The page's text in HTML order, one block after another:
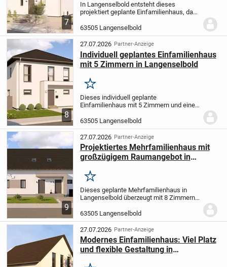
7
In Langenselbold entsteht dieses
projektiert geplante Einfamilienhaus, das
Zimmern ein komfortables Zuhause
bietet - perfekt zugeschnitten auf Ihre
Anforderungen....
63505 Langenselbold
8
27.07.2026 Partner-Anzeige
Individuell geplantes Einfamilienhaus
mit 5 Zimmern in Langenselbold
Merken
Dieses individuell geplante
Einfamilienhaus mit 5 Zimmern und einer
Ihren persönlichen Wünschen realisiert.
Auf einem großzügigen Grundstück von
542 m² in einem...
63505 Langenselbold
9
27.07.2026 Partner-Anzeige
Projektiertes Mehrfamilienhaus mit
großzügigem Raumangebot in
Merken
Dieses geplante Mehrfamilienhaus in
Langenselbold überzeugt mit 8 Zimmern
Wohnfläche von 239,85 m² - ideal, um Ihre
persönlichen Wohnideen zu verwirklichen.
Das...
63505 Langenselbold
27.07.2026 Partner-Anzeige
Modernes Einfamilienhaus: Viel Platz
und flexible Gestaltung in